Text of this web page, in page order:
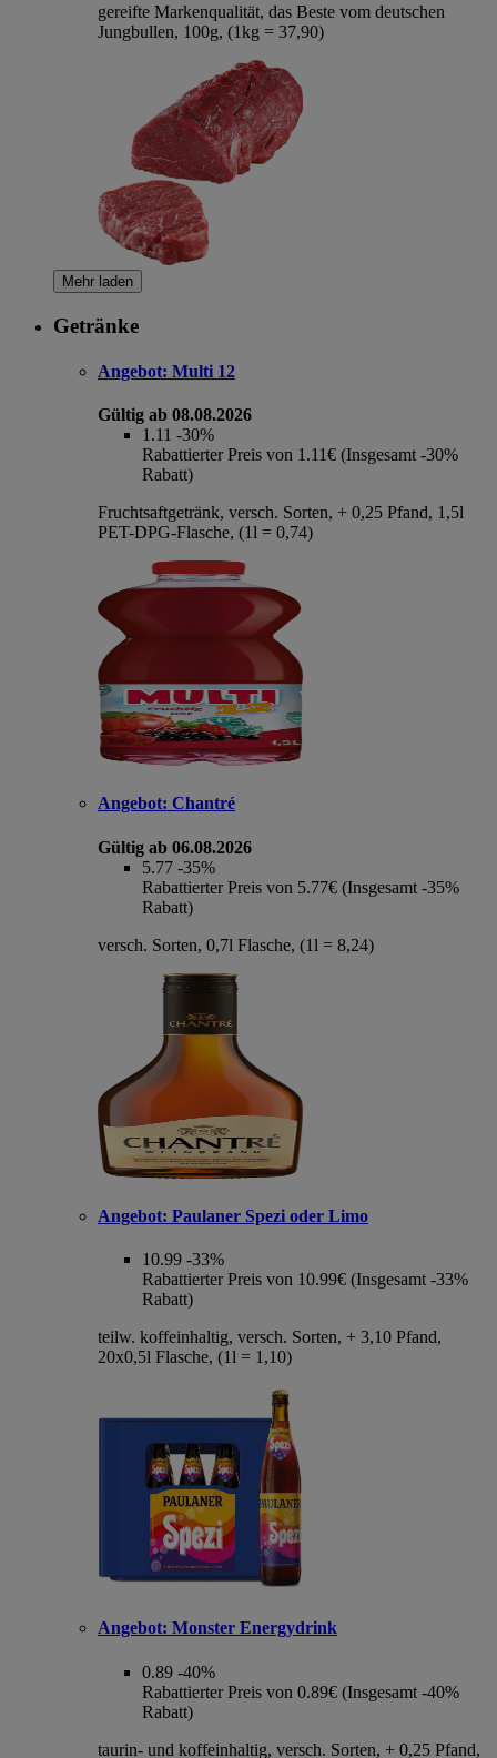
gereifte Markenqualität, das Beste vom deutschen
Jungbullen, 100g, (1kg = 37,90)
Mehr laden
Getränke
Angebot: Multi 12
Gültig ab 08.08.2026
1.11 -30%
Rabattierter Preis von 1.11€ (Insgesamt -30%
Rabatt)
Fruchtsaftgetränk, versch. Sorten, + 0,25 Pfand, 1,5l
PET-DPG-Flasche, (1l = 0,74)
Angebot: Chantré
Gültig ab 06.08.2026
5.77 -35%
Rabattierter Preis von 5.77€ (Insgesamt -35%
Rabatt)
versch. Sorten, 0,7l Flasche, (1l = 8,24)
Angebot: Paulaner Spezi oder Limo
10.99 -33%
Rabattierter Preis von 10.99€ (Insgesamt -33%
Rabatt)
teilw. koffeinhaltig, versch. Sorten, + 3,10 Pfand,
20x0,5l Flasche, (1l = 1,10)
Angebot: Monster Energydrink
0.89 -40%
Rabattierter Preis von 0.89€ (Insgesamt -40%
Rabatt)
taurin- und koffeinhaltig, versch. Sorten, + 0,25 Pfand,